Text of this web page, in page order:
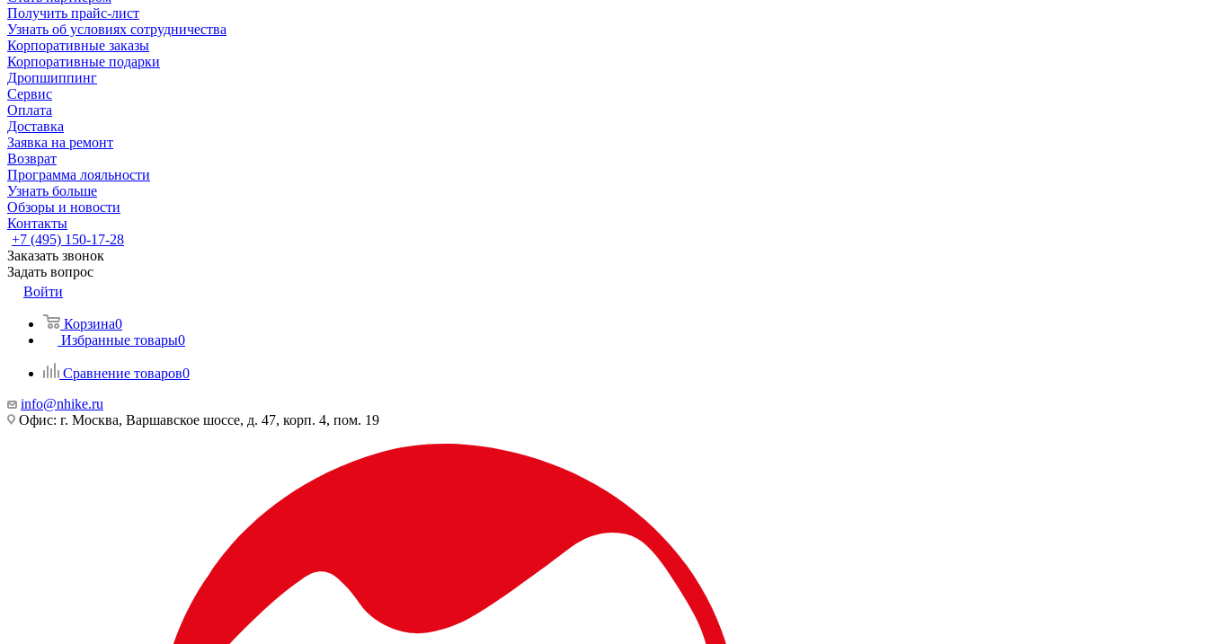
Получить прайс-лист
Узнать об условиях сотрудничества
Корпоративные заказы
Корпоративные подарки
Дропшиппинг
Сервис
Оплата
Доставка
Заявка на ремонт
Возврат
Программа лояльности
Узнать больше
Обзоры и новости
Контакты
+7 (495) 150-17-28
Заказать звонок
Задать вопрос
Войти
Корзина0
Избранные товары0
Сравнение товаров0
info@nhike.ru
Офис: г. Москва, Варшавское шоссе, д. 47, корп. 4, пом. 19